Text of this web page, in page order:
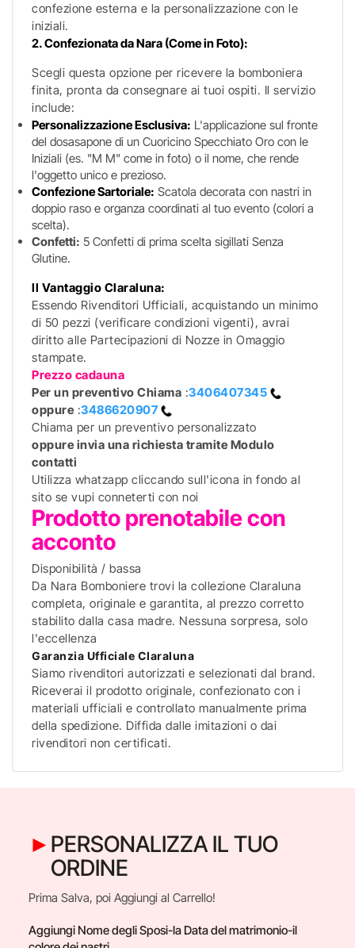
confezione esterna e la personalizzazione con le
iniziali.
2. Confezionata da Nara (Come in Foto):
Scegli questa opzione per ricevere la bomboniera
finita, pronta da consegnare ai tuoi ospiti. Il servizio
include:
Personalizzazione Esclusiva: L'applicazione sul fronte
del dosasapone di un Cuoricino Specchiato Oro con le
Iniziali (es. "M M" come in foto) o il nome, che rende
l'oggetto unico e prezioso.
Confezione Sartoriale: Scatola decorata con nastri in
doppio raso e organza coordinati al tuo evento (colori a
scelta).
Confetti: 5 Confetti di prima scelta sigillati Senza
Glutine.
Il Vantaggio Claraluna:
Essendo Rivenditori Ufficiali, acquistando un minimo
di 50 pezzi (verificare condizioni vigenti), avrai
diritto alle Partecipazioni di Nozze in Omaggio
stampate.
Prezzo cadauna
Per un preventivo Chiama :3406407345
oppure :3486620907
Chiama per un preventivo personalizzato
oppure invia una richiesta tramite Modulo
contatti
Utilizza whatzapp cliccando sull'icona in fondo al
sito se vupi conneterti con noi
Prodotto prenotabile con
acconto
Disponibilità / bassa
Da Nara Bomboniere trovi la collezione Claraluna
completa, originale e garantita, al prezzo corretto
stabilito dalla casa madre. Nessuna sorpresa, solo
l'eccellenza
Garanzia Ufficiale Claraluna
Siamo rivenditori autorizzati e selezionati dal brand.
Riceverai il prodotto originale, confezionato con i
materiali ufficiali e controllato manualmente prima
della spedizione. Diffida dalle imitazioni o dai
rivenditori non certificati.
PERSONALIZZA IL TUO
ORDINE
Prima Salva, poi Aggiungi al Carrello!
Aggiungi Nome degli Sposi-la Data del matrimonio-il